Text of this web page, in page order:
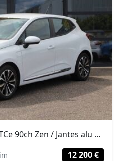
Renault Clio V (BJA) 1.0 TCe 90ch Zen / Jantes alu 17''
12 200 €